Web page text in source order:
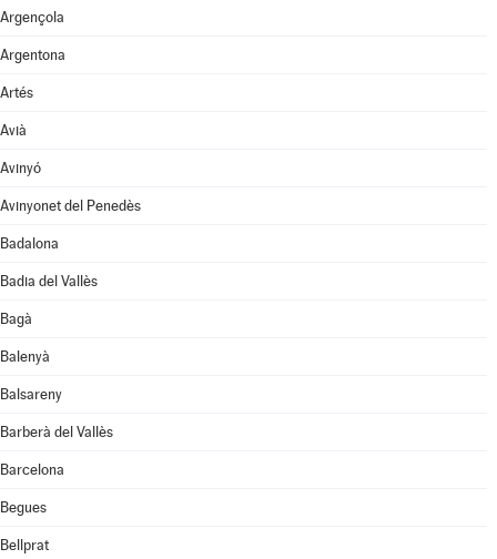
Argençola
Argentona
Artés
Avià
Avinyó
Avinyonet del Penedès
Badalona
Badia del Vallès
Bagà
Balenyà
Balsareny
Barberà del Vallès
Barcelona
Begues
Bellprat